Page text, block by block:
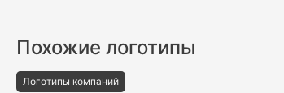
Похожие логотипы
Логотипы компаний